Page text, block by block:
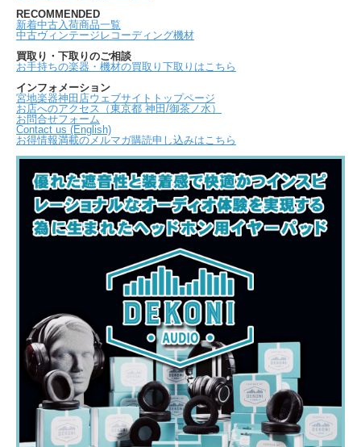
RECOMMENDED
新着中古入荷商品一覧
中古ヴィンテージレコーディング機材
買取り・下取りのご相談
お手持ちの楽器・機材の買取り下取りはこちら
インフォメーション
宮地楽器神田店ウェブサイトトップページ
お店へのアクセス（東京都 神田/御茶ノ水）
お問合せフォーム
Contact us (English)
お得情報満載のメルマガ購読申し込みはこちら